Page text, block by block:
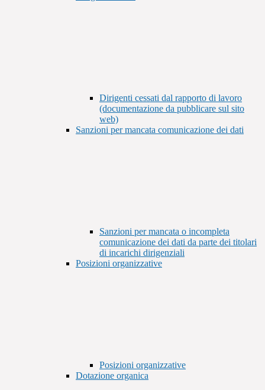
Dirigenti cessati dal rapporto di lavoro
(documentazione da pubblicare sul sito
web)
Sanzioni per mancata comunicazione dei dati
Sanzioni per mancata o incompleta
comunicazione dei dati da parte dei titolari
di incarichi dirigenziali
Posizioni organizzative
Posizioni organizzative
Dotazione organica